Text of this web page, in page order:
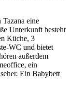
eine
Unterkunft besteht
Küche, 3
WC und bietet
außerdem
ein
Ein Babybett